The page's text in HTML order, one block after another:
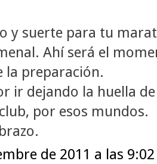
y suerte para tu
Ahí será el
la preparación.
ir dejando la huella
por esos mundos.
de 2011 a las 9:02